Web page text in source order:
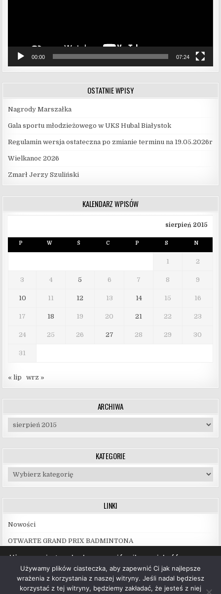
00:00 07:24
OSTATNIE WPISY
Nagrody Marszałka
Gala sportu młodzieżowego w UKS Hubal Białystok
Regulamin wersja ostateczna po zmianie terminu na 19.05.2026r
Wielkanoc 2026
Zmarł Jerzy Szuliński
KALENDARZ WPISÓW
sierpień 2015
P W Ś C P S N
1 2
3 4 5 6 7 8 9
10 11 12 13 14 15 16
17 18 19 20 21 22 23
24 25 26 27 28 29 30
31
« lip wrz »
ARCHIWA
Archiwa
KATEGORIE
Kategorie
LINKI
Nowości
OTWARTE GRAND PRIX BADMINTONA
Używamy ciasteczek, aby zapewnić najlepszą jakość
korzystania z naszej witryny.
Więcej informacji na temat plików ciasteczka, których
używamy, oraz możliwości ich wyłączenia znajdziesz w
Używamy plików ciasteczka, aby zapewnić Ci jak najlepsze
wrażenia z korzystania z naszej witryny. Jeśli nadal będziesz
korzystać z tej witryny, będziemy zakładać, że jesteś z niej